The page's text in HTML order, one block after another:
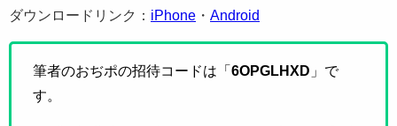
ダウンロードリンク： iPhone ・ Android
筆者のおぢポの招待コードは「 6OPGLHXD 」で
す。